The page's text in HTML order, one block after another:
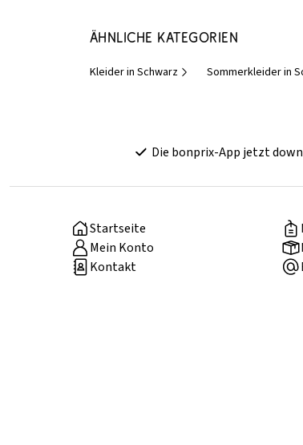
Ähnliche Kategorien
Kleider in Schwarz Sommerkleider in
Die bonprix-App jetzt
Startseite
Mein Konto
Kontakt